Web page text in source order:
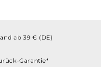
ab 39 € (DE)
Garantie*